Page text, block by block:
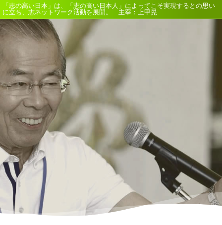
「志の高い日本」は、「志の高い日本人」によってこそ実現するとの思い
に立ち、志ネットワーク活動を展開。 主宰：上甲晃